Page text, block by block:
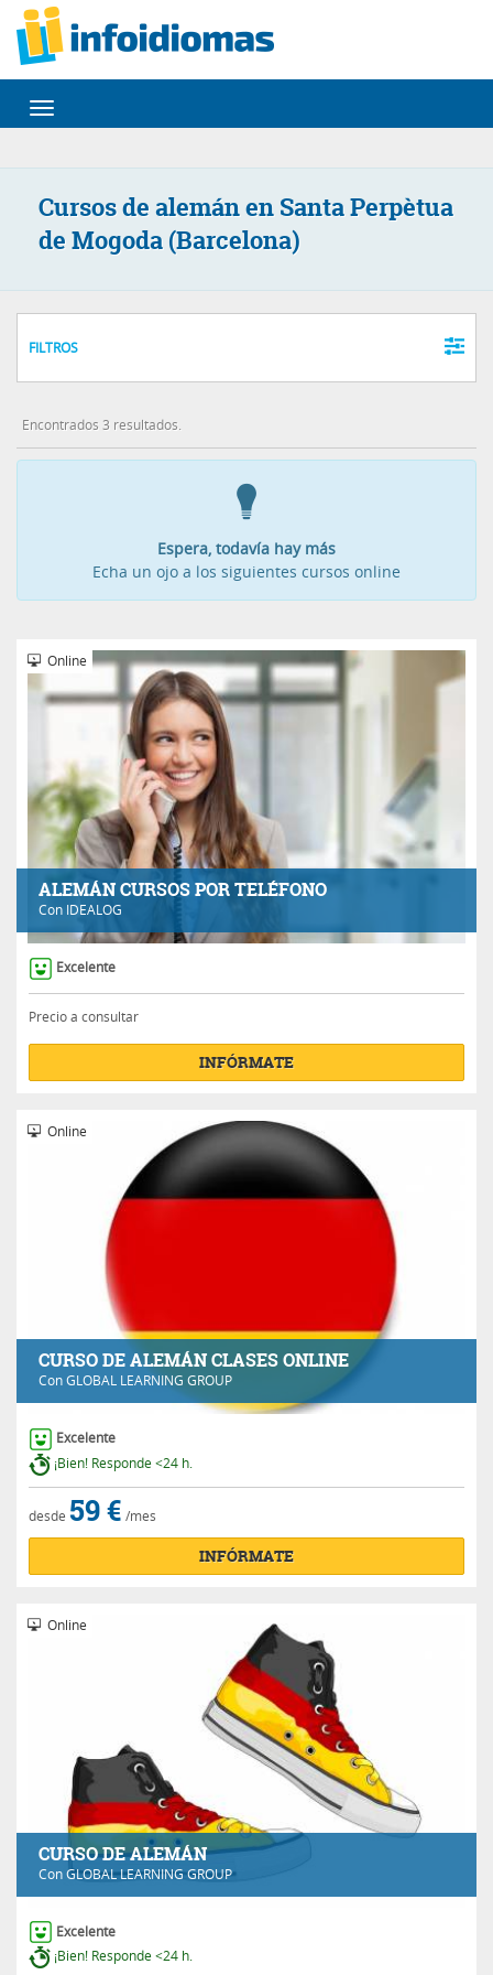
Desplegar
navegación
Cursos de alemán en Santa Perpètua
de Mogoda (Barcelona)
FILTROS
Encontrados 3 resultados.
Espera, todavía hay más
Echa un ojo a los siguientes cursos online
ALEMÁN CURSOS POR TELÉFONO
Con IDEALOG
Online
Excelente
Precio a consultar
INFÓRMATE
CURSO DE ALEMÁN CLASES ONLINE
ConGLOBAL LEARNING GROUP
Online
Excelente
¡Bien! Responde <24 h.
desde 59 € /mes
INFÓRMATE
CURSO DE ALEMÁN
ConGLOBAL LEARNING GROUP
Online
Excelente
¡Bien! Responde <24 h.